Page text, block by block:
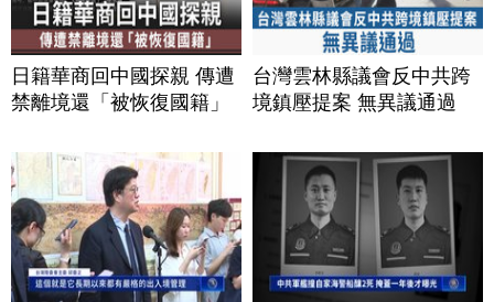
日籍華商回中國探親 傳遭
禁離境還「被恢復國籍」
台灣雲林縣議會反中共跨
境鎮壓提案 無異議通過